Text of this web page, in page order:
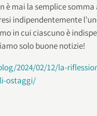
è mai la semplice
indipendentemente
in cui ciascuno è
solo buone notizie!
2024/02/12/la-
ostaggi/